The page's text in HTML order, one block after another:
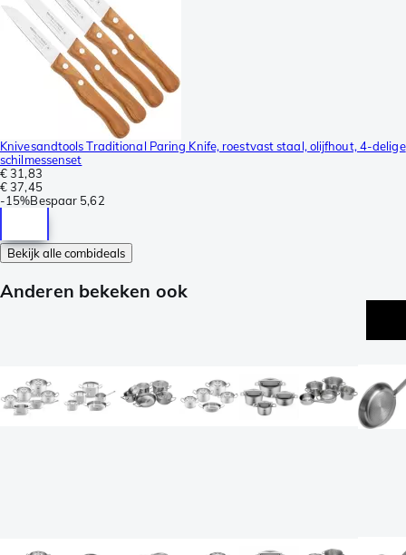
Knivesandtools Traditional Paring Knife, roestvast staal, olijfhout, 4-delige
schilmessenset
€ 31,83
€ 37,45
-15%Bespaar 5,62
Bekijk alle combideals
Anderen bekeken ook